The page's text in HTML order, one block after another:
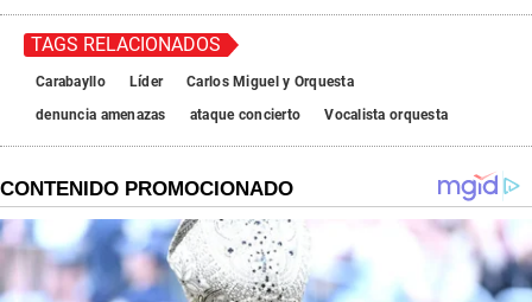
TAGS RELACIONADOS
Carabayllo Líder
Carlos Miguel y Orquesta
denuncia amenazas
ataque concierto Vocalista orquesta